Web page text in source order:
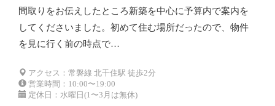
間取りをお伝えしたところ新築を中心に予算内で案内を
してくださいました。初めて住む場所だったので、物件
を見に行く前の時点で…
アクセス：常磐線 北千住駅 徒歩2分
営業時間：10:00〜19:00
定休日：水曜日(1〜3月は無休)